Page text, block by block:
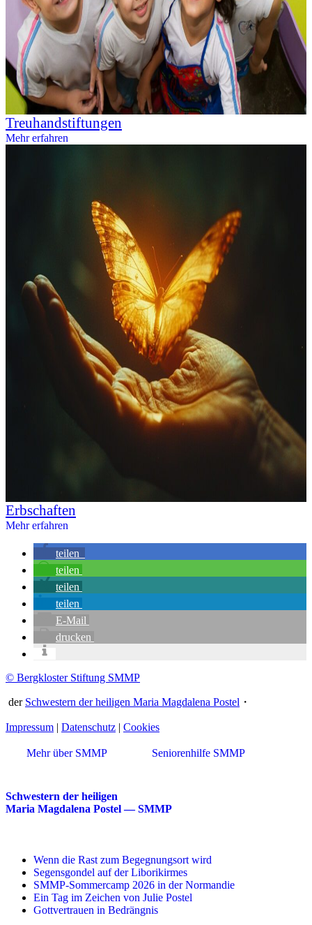
Treuhandstiftungen
Mehr erfahren
Erbschaften
Mehr erfahren
teilen
teilen
teilen
teilen
E-Mail
drucken
© Bergkloster Stiftung SMMP
der Schwestern der heiligen Maria Magdalena Postel ・
Impressum | Datenschutz | Cookies
Mehr über SMMP Seniorenhilfe SMMP
Schwestern der heiligen
Maria Magdalena Postel — SMMP
Wenn die Rast zum Begegnungsort wird
Segensgondel auf der Liborikirmes
SMMP-Sommercamp 2026 in der Normandie
Ein Tag im Zeichen von Julie Postel
Gottvertrauen in Bedrängnis